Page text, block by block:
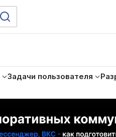
Задачи пользователя